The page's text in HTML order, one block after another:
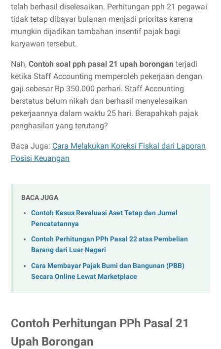
telah berhasil diselesaikan. Perhitungan pph 21 pegawai
tidak tetap dibayar bulanan menjadi prioritas karena
mungkin dijadikan tambahan insentif pajak bagi
karyawan tersebut.
Nah, Contoh soal pph pasal 21 upah borongan terjadi
ketika Staff Accounting memperoleh pekerjaan dengan
gaji sebesar Rp 350.000 perhari. Staff Accounting
berstatus belum nikah dan berhasil menyelesaikan
pekerjaannya dalam waktu 25 hari. Berapahkah pajak
penghasilan yang terutang?
Baca Juga: Cara Melakukan Koreksi Fiskal dari Laporan
Posisi Keuangan
BACA JUGA
Contoh Kasus Revaluasi Aset Tetap dan Jurnal
Pencatatannya
Contoh Perhitungan PPh Pasal 22 atas Pembelian
Barang dari Luar Negeri
Cara Membayar Pajak Bumi dan Bangunan (PBB)
Secara Online Lewat Marketplace
Contoh Perhitungan PPh Pasal 21
Upah Borongan